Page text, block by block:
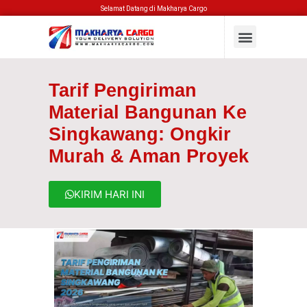
Selamat Datang di Makharya Cargo
Tarif Pengiriman
Material Bangunan Ke
Singkawang: Ongkir
Murah & Aman Proyek
KIRIM HARI INI